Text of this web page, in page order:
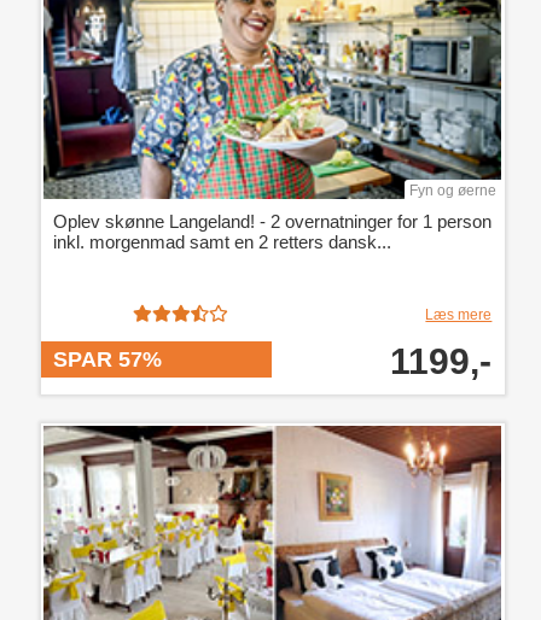
Fyn og øerne
Oplev skønne Langeland! - 2 overnatninger for 1 person
inkl. morgenmad samt en 2 retters dansk...
Læs mere
SPAR 57% 1199,-